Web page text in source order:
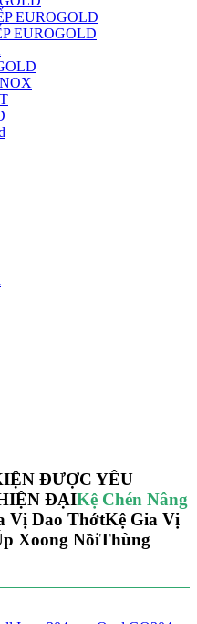
EUROGOLD
EUROGOLD
ĐƯỢC YÊU
ĐẠIKệ Chén Nâng
Vị Dao ThớtKệ Gia Vị
Xoong NồiThùng